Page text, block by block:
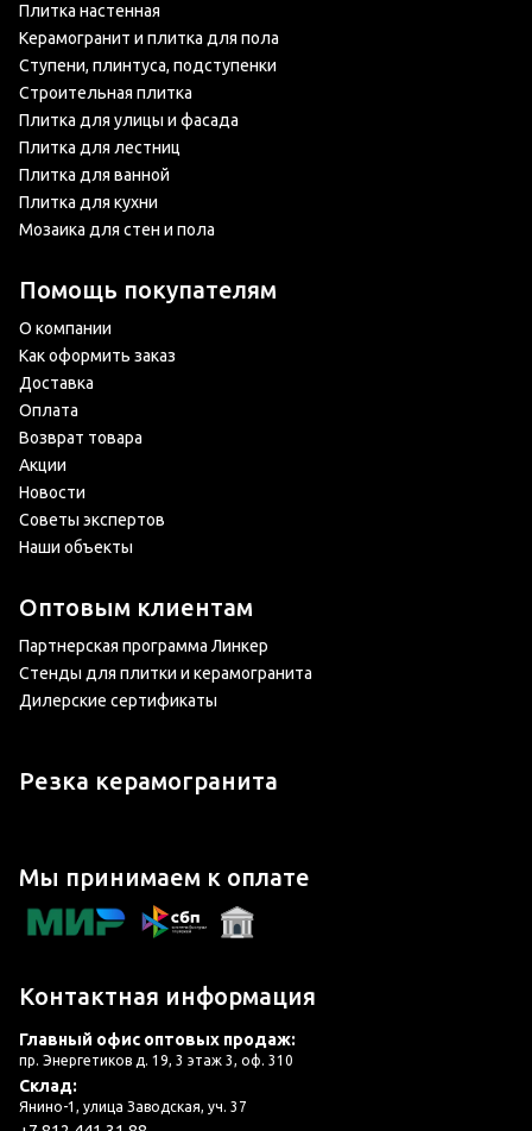
Плитка настенная
Керамогранит и плитка для пола
Ступени, плинтуса, подступенки
Строительная плитка
Плитка для улицы и фасада
Плитка для лестниц
Плитка для ванной
Плитка для кухни
Мозаика для стен и пола
Помощь покупателям
О компании
Как оформить заказ
Доставка
Оплата
Возврат товара
Акции
Новости
Советы экспертов
Наши объекты
Оптовым клиентам
Партнерская программа Линкер
Стенды для плитки и керамогранита
Дилерские сертификаты
Резка керамогранита
Мы принимаем к оплате
Контактная информация
Главный офис оптовых продаж:
пр. Энергетиков д. 19, 3 этаж 3, оф. 310
Склад:
Янино-1, улица Заводская, уч. 37